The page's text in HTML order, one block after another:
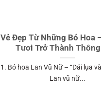
Vẻ Đẹp Từ Những Bó Hoa
Tươi Trở Thành
1. Bó hoa Lan Vũ Nữ – “Dải lụa
Lan vũ nữ...